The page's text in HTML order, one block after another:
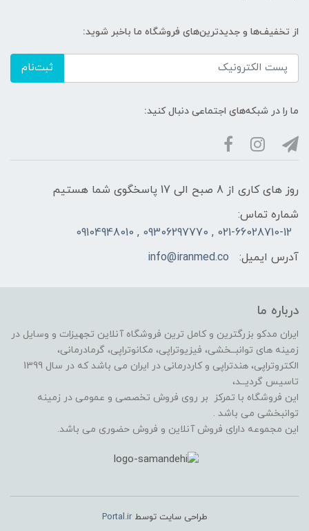
از تخفیف‌ها و جدیدترین‌های فروشگاه ما باخبر شوید:
ثبت‌نام
ما را در شبکه‌های اجتماعی دنبال کنید:
روز های کاری از 8 صبح الی 17 پاسخگوی شما هستیم
شماره تماس:
021-66028710-12 , 09306297770 , 09104948010
آدرس ایمیل:
info@iranmed.co
درباره ما
ایران مدکو بزرگترین و کامل ترین فروشگاه آنلاین تجهیزات و وسایل در
زمینه های توانبــخشی، فیزیوتراپی، مکانوتراپی، گرمادرمانی،
الکتروتراپی، هندتراپی و کاردرمانی در ایران می باشد که در سال 1399
تاسیس گردیــد،
این فروشگاه با تمرکز بر روی فروش تخصصی و عمومی در زمینه
توانبخشی می باشد .
این مجموعه دارای فروش آنلاین و فروش حضوری می باشد.
طراحی سایت توسطPortal.ir